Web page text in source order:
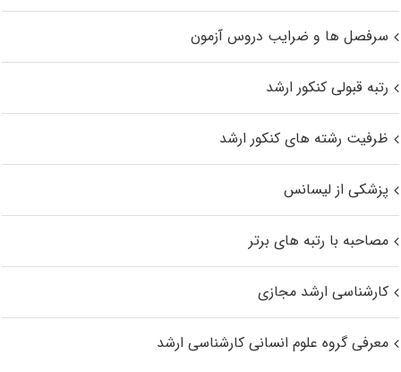
سرفصل ها و ضرایب دروس آزمون
رتبه قبولی کنکور ارشد
ظرفیت رشته های کنکور ارشد
پزشکی از لیسانس
مصاحبه با رتبه های برتر
کارشناسی ارشد مجازی
معرفی گروه علوم انسانی کارشناسی ارشد